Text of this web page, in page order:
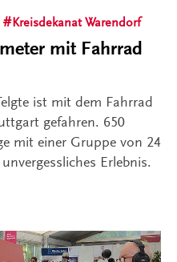
Kreisdekanat Warendorf
mit Fahrrad
ist mit dem Fahrrad
gefahren. 650
mit einer Gruppe von 24
Erlebnis.